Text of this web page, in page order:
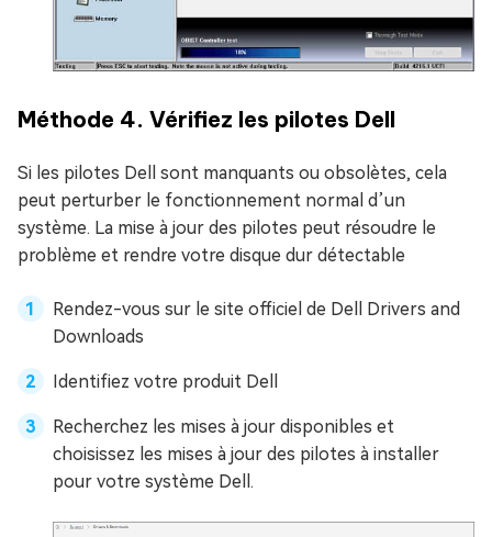
Méthode 4. Vérifiez les pilotes Dell
Si les pilotes Dell sont manquants ou obsolètes, cela
peut perturber le fonctionnement normal d’un
système. La mise à jour des pilotes peut résoudre le
problème et rendre votre disque dur détectable
Rendez-vous sur le site officiel de Dell Drivers and
Downloads
Identifiez votre produit Dell
Recherchez les mises à jour disponibles et
choisissez les mises à jour des pilotes à installer
pour votre système Dell.